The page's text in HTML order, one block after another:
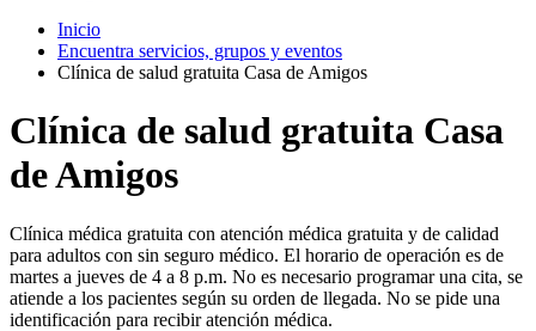
Inicio
Encuentra servicios, grupos y eventos
Clínica de salud gratuita Casa de Amigos
Clínica de salud gratuita Casa
de Amigos
Clínica médica gratuita con atención médica gratuita y de calidad
para adultos con sin seguro médico. El horario de operación es de
martes a jueves de 4 a 8 p.m. No es necesario programar una cita, se
atiende a los pacientes según su orden de llegada. No se pide una
identificación para recibir atención médica.